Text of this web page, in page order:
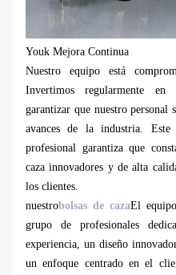
Youk Mejora Continua
Nuestro equipo está
Invertimos regularmente
garantizar que nuestro personal
avances de la industria.
profesional garantiza que
caza innovadores y de alta
los clientes.
nuestrobolsas de cazaEl
grupo de profesionales
experiencia, un diseño
un enfoque centrado en el